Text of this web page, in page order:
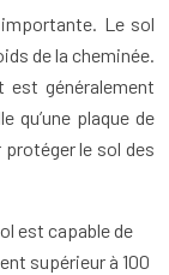
Le sol
de la cheminée.
est généralement
qu’une plaque de
le sol des
est capable de
supérieur à 100